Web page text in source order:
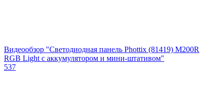
Видеообзор "Светодиодная панель Phottix (81419) M200R
RGB Light с аккумулятором и мини-штативом"
537